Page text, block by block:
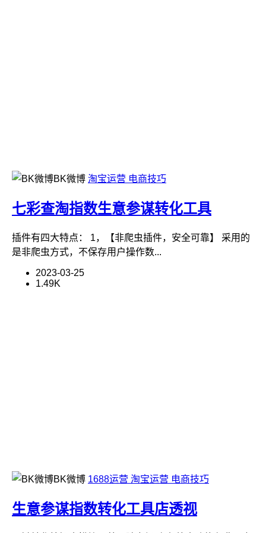
BK微博 淘宝运营 电商技巧
七彩查淘指数生意参谋转化工具
插件有四大特点： 1，【非爬虫插件，安全可靠】 采用的
是非爬虫方式，不保存用户操作数...
2023-03-25
1.49K
BK微博 1688运营 淘宝运营 电商技巧
生意参谋指数转化工具店透视